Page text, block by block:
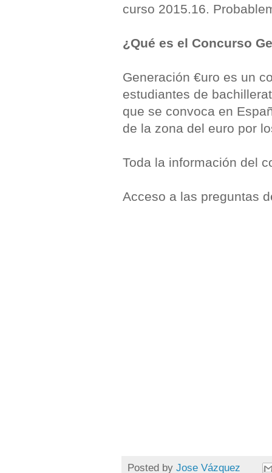
curso 2015.16.
¿Qué es el Concurso
Generación €uro es un
estudiantes de
que se convoca en
de la zona del euro por
Toda la información del
Acceso a las preguntas
Posted by Jose Vázquez